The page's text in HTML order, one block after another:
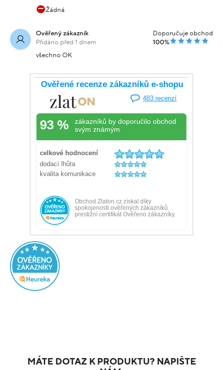
Žádná
Ověřený zákazník
Přidáno před 1 dnem
Doporučuje obchod
100%
všechno OK
MÁTE DOTAZ K PRODUKTU? NAPIŠTE